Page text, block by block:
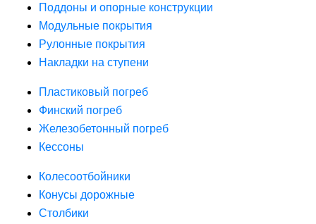
Поддоны и опорные конструкции
Модульные покрытия
Рулонные покрытия
Накладки на ступени
Пластиковый погреб
Финский погреб
Железобетонный погреб
Кессоны
Колесоотбойники
Конусы дорожные
Столбики